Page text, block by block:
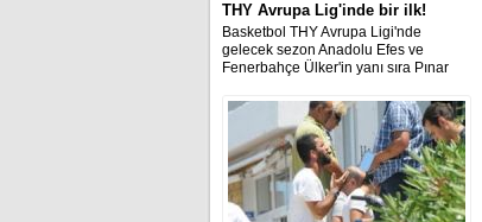
THY Avrupa Lig'inde bir ilk!
Basketbol THY Avrupa Ligi'nde
gelecek sezon Anadolu Efes ve
Fenerbahçe Ülker'in yanı sıra Pınar
mücadele edecekleri açıklandı.